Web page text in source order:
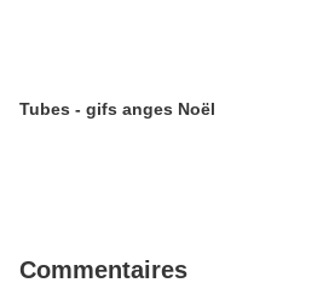
Tubes - gifs anges Noël
Commentaires